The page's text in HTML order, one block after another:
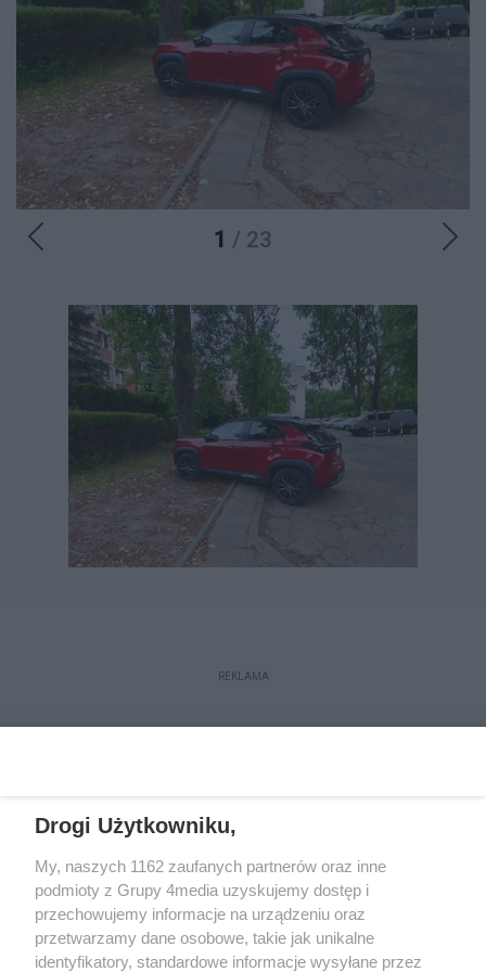
1 / 23
REKLAMA
Reklama Kontakt Regulamin
Dystrybucja
Regulamin prenumeraty
Polityka Prywatności
Drogi Użytkowniku,
My, naszych 1162 zaufanych partnerów oraz inne
podmioty z Grupy 4media uzyskujemy dostęp i
przechowujemy informacje na urządzeniu oraz
przetwarzamy dane osobowe, takie jak unikalne
identyfikatory, standardowe informacje wysyłane przez